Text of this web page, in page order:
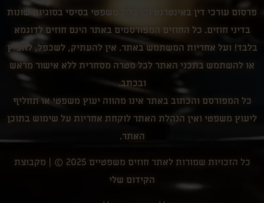
פרסום עורכי דין באינטרנט וכן בלוג משפטי בסיסי בסוגיות שונות
בדיני חוזים. כל החוזים המפורסמים באתר הינם חוזים לדוגמא
בלבד! ועל אחריות המשתמש באתר. אין להעתיק, לשכפל, להפיץ
או להשתמש בתכני האתר לכל מטרה מסחרית ללא אישור מראש
ובכתב.
כל המפורסם והכתוב באתר אינו מהווה יעוץ משפטי או תחליף
ליעוץ משפטי ואין הנהלת האתר לוקחת אחריות על שימוש בתוכן
האתר.
כל הזכויות שמורות לאתר חוזים משפטיים 2025 © |
מקבוצת
הקידום שלי